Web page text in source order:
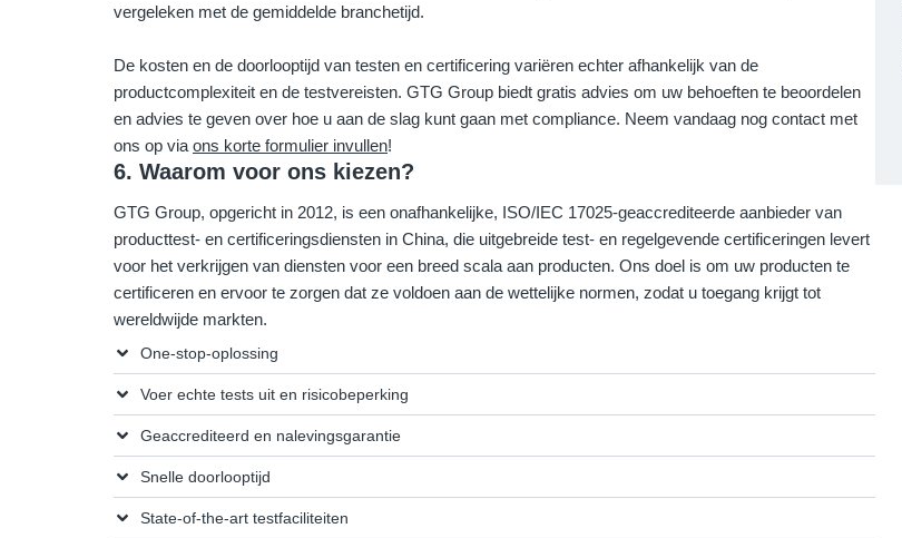
vergeleken met de gemiddelde branchetijd.
De kosten en de doorlooptijd van testen en certificering variëren echter afhankelijk van de
productcomplexiteit en de testvereisten. GTG Group biedt gratis advies om uw behoeften te beoordelen
en advies te geven over hoe u aan de slag kunt gaan met compliance. Neem vandaag nog contact met
ons op via ons korte formulier invullen!
6. Waarom voor ons kiezen?
GTG Group, opgericht in 2012, is een onafhankelijke, ISO/IEC 17025-geaccrediteerde aanbieder van
producttest- en certificeringsdiensten in China, die uitgebreide test- en regelgevende certificeringen levert
voor het verkrijgen van diensten voor een breed scala aan producten. Ons doel is om uw producten te
certificeren en ervoor te zorgen dat ze voldoen aan de wettelijke normen, zodat u toegang krijgt tot
wereldwijde markten.
One-stop-oplossing
Voer echte tests uit en risicobeperking
Geaccrediteerd en nalevingsgarantie
Snelle doorlooptijd
State-of-the-art testfaciliteiten